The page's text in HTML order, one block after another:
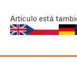
Artículo está